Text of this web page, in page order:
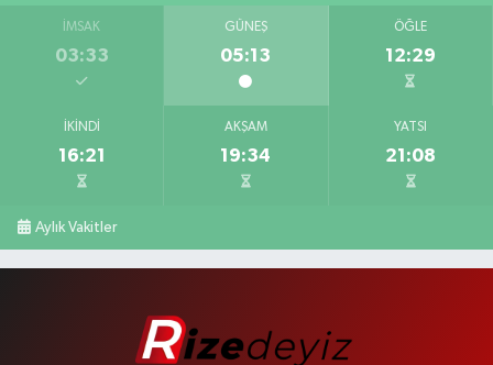
İMSAK
03:33
GÜNEŞ
05:13
ÖĞLE
12:29
İKINDI
16:21
AKŞAM
19:34
YATSI
21:08
Aylık Vakitler